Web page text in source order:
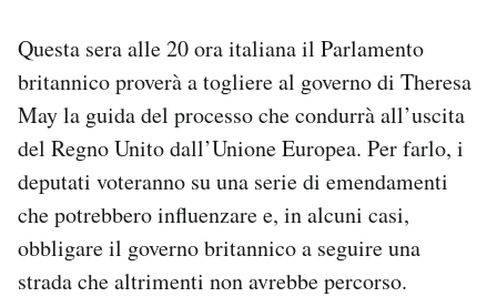
SHOP
CALENDARIO
AREA PERSONALE
Area Personale
Newsletter
Notifiche mobile
Questa sera alle 20 ora italiana il Parlamento
britannico proverà a togliere al governo di Theresa
May la guida del processo che condurrà all’uscita
del Regno Unito dall’Unione Europea. Per farlo, i
deputati voteranno su una serie di emendamenti
che potrebbero influenzare e, in alcuni casi,
obbligare il governo britannico a seguire una
strada che altrimenti non avrebbe percorso.